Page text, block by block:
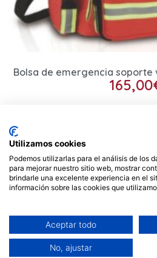
Bolsa de emergencia soporte
165,00
Contacto
Privacidad Aviso legal
2026 © Calvarro S.L. ☏ 927 41 77 66
Utilizamos cookies
Podemos utilizarlas para el análisis de los
para mejorar nuestro sitio web, mostrar
brindarle una excelente experiencia en el
información sobre las cookies que
Aceptar todo
No, ajustar